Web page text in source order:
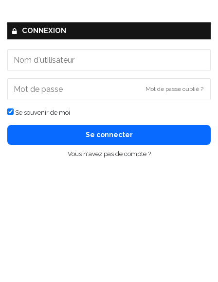
CONNEXION
Mot de passe oublié ?
Se souvenir de moi
Se connecter
Vous n'avez pas de compte ?